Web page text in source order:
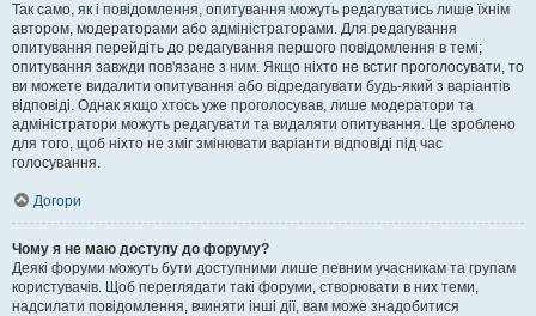
Так само, як і повідомлення, опитування можуть редагуватись лише їхнім
автором, модераторами або адміністраторами. Для редагування
опитування перейдіть до редагування першого повідомлення в темі;
опитування завжди пов'язане з ним. Якщо ніхто не встиг проголосувати, то
ви можете видалити опитування або відредагувати будь-який з варіантів
відповіді. Однак якщо хтось уже проголосував, лише модератори та
адміністратори можуть редагувати та видаляти опитування. Це зроблено
для того, щоб ніхто не зміг змінювати варіанти відповіді під час
голосування.
Догори
Чому я не маю доступу до форуму?
Деякі форуми можуть бути доступними лише певним учасникам та групам
користувачів. Щоб переглядати такі форуми, створювати в них теми,
надсилати повідомлення, вчиняти інші дії, вам може знадобитися